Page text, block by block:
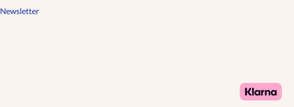
Newsletter